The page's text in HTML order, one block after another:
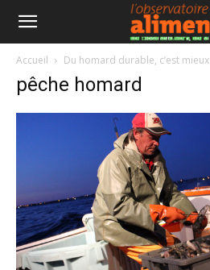
Accueil Du homard durable, c’est mieux
pêche homard